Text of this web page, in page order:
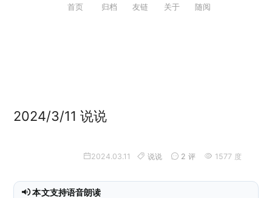
首页 归档 友链 关于 随阅
2024/3/11 说说
2024.03.11 说说 2 评 1577 度
本文支持语音朗读